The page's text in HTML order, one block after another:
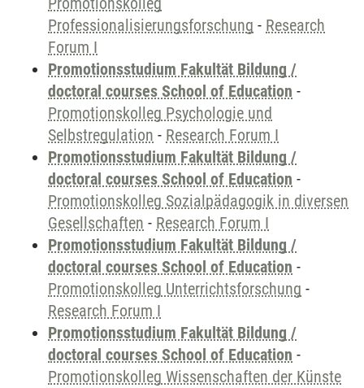
Professionalisierungsforschung - Research
Forum I
Promotionsstudium Fakultät Bildung /
doctoral courses School of Education -
Promotionskolleg Psychologie und
Selbstregulation - Research Forum I
Promotionsstudium Fakultät Bildung /
doctoral courses School of Education -
Promotionskolleg Sozialpädagogik in diversen
Gesellschaften - Research Forum I
Promotionsstudium Fakultät Bildung /
doctoral courses School of Education -
Promotionskolleg Unterrichtsforschung -
Research Forum I
Promotionsstudium Fakultät Bildung /
doctoral courses School of Education -
Promotionskolleg Wissenschaften der Künste